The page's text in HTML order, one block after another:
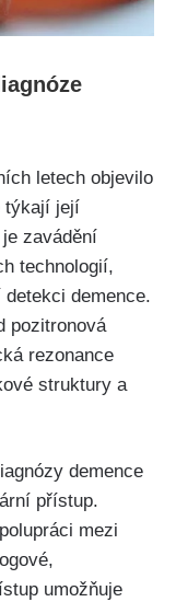
letech objevilo
týkají její
zavádění
technologií,
demence.
pozitronová
rezonance
struktury a
demence
přístup.
mezi
umožňuje